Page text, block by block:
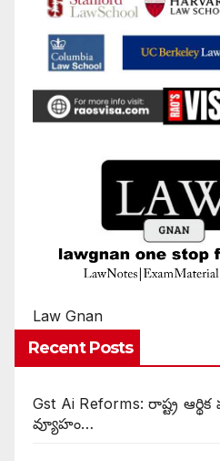
Law Gnan
Recent Posts
Gst Ai Reforms: రాష్ట్ర
వ్యూహం…